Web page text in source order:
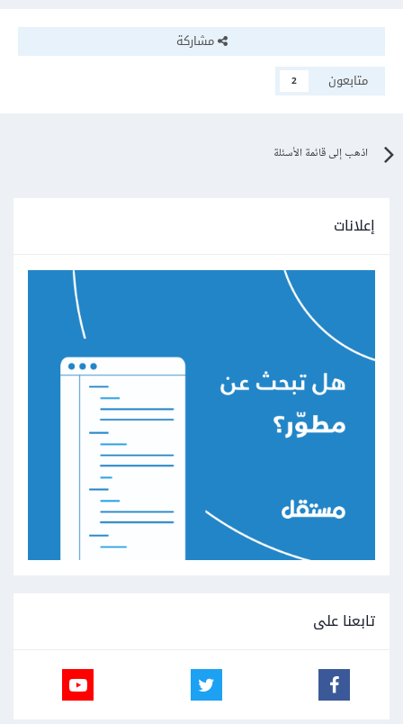
مشاركة
متابعون
2
اذهب إلى قائمة الأسئلة
إعلانات
تابعنا على